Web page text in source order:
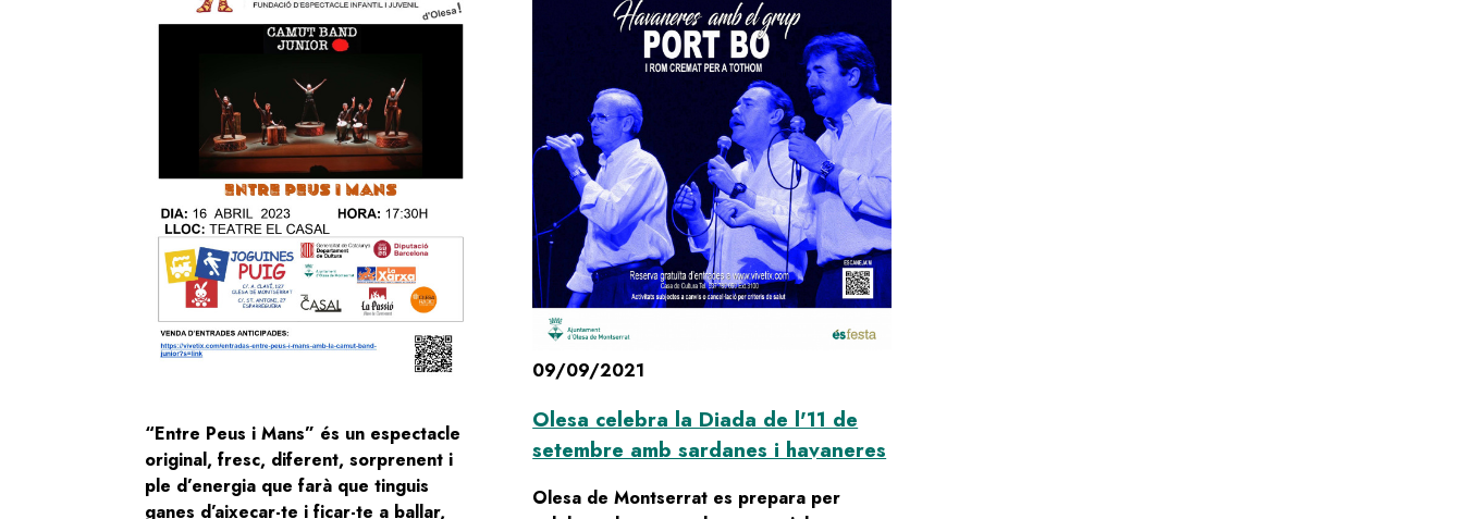
“Entre Peus i Mans” és un espectacle
original, fresc, diferent, sorprenent i
ple d’energia que farà que tinguis
ganes d’aixecar-te i ficar-te a ballar,
09/09/2021
Olesa celebra la Diada de l'11 de
setembre amb sardanes i havaneres
Olesa de Montserrat es prepara per